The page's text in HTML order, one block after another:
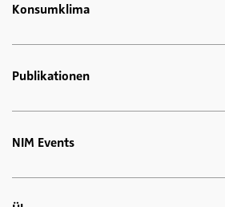
Konsumklima
Publikationen
NIM Events